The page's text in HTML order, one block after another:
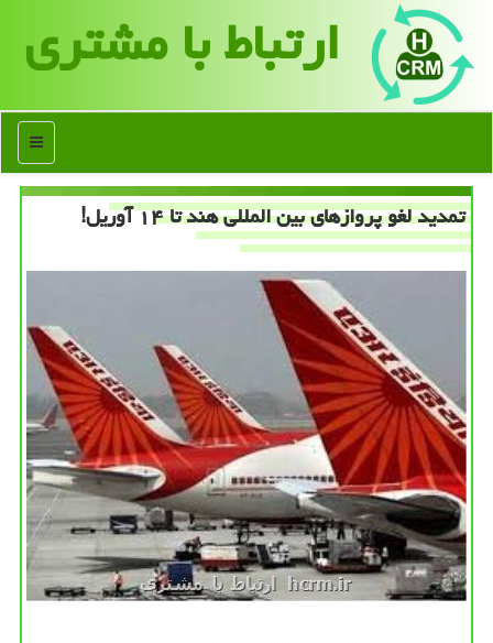
ارتباط با مشتری
منو
تمدید لغو پروازهای بین المللی هند تا ۱۴ آوریل!